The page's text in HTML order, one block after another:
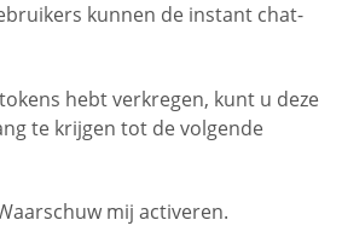
kunnen de instant chat-
hebt verkregen, kunt u deze
te krijgen tot de volgende
mij activeren.